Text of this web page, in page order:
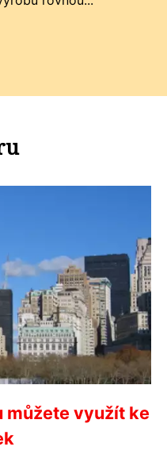
můžete využít ke